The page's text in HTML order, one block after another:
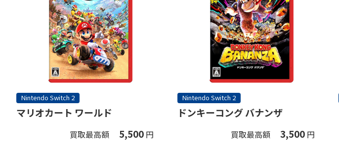
Nintendo Switch 2
マリオカート ワールド
買取最高額 5,500 円
Nintendo Switch 2
ドンキーコング バナンザ
買取最高額 3,500 円